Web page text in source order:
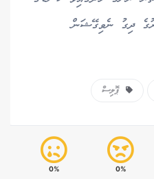
ހަދާ 140 މީޓަރުގެ ދިގު ނެވިގޭޝަން
ޕޮލިސް
0%
0%